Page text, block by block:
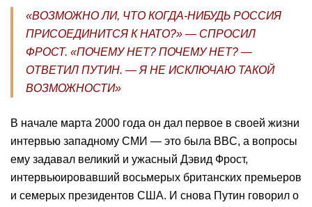
«ВОЗМОЖНО ЛИ, ЧТО КОГДА-НИБУДЬ РОССИЯ
ПРИСОЕДИНИТСЯ К НАТО?» — СПРОСИЛ
ФРОСТ. «ПОЧЕМУ НЕТ? ПОЧЕМУ НЕТ? —
ОТВЕТИЛ ПУТИН. — Я НЕ ИСКЛЮЧАЮ ТАКОЙ
ВОЗМОЖНОСТИ»
В начале марта 2000 года он дал первое в своей жизни
интервью западному СМИ — это была BBC, а вопросы
ему задавал великий и ужасный Дэвид Фрост,
интервьюировавший восьмерых британских премьеров
и семерых президентов США. И снова Путин говорил о